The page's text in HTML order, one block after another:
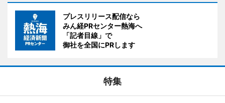
プレスリリース配信なら
みん経PRセンター熱海へ
「記者目線」で
御社を全国にPRします
特集